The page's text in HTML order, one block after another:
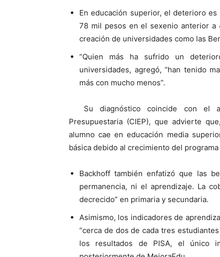
En educación superior, el deterioro
78 mil pesos en el sexenio anterior a
creación de universidades como las
“Quien más ha sufrido un
universidades, agregó, “han tenido
más con mucho menos”.
Su diagnóstico coincide con el
Presupuestaria (CIEP), que advierte
alumno cae en educación media
básica debido al crecimiento del programa
Backhoff también enfatizó que las
permanencia, ni el aprendizaje. La
decrecido” en primaria y secundaria.
Asimismo, los indicadores de
“cerca de dos de cada tres
los resultados de PISA, el único